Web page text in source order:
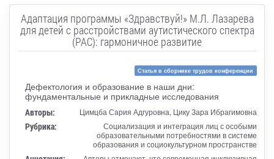
Адаптация программы «Здравствуй!» М.Л. Лазарева
для детей с расстройствами аутистического спектра
(РАС): гармоничное развитие
Статья в сборнике трудов конференции
Дефектология и образование в наши дни:
фундаментальные и прикладные исследования
Авторы: Цимцба Сария Адгуровна, Цику Зара Ибрагимовна
Рубрика:
Социализация и интеграция лиц с особыми
образовательными потребностями в системе
образования и социокультурном пространстве